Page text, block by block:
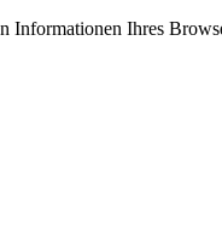
Informationen Ihres